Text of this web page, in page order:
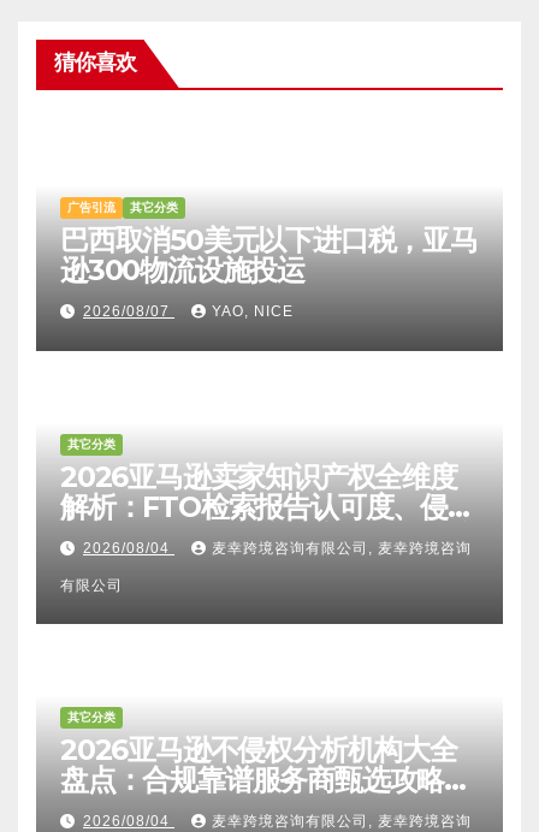
猜你喜欢
广告引流 其它分类
巴西取消50美元以下进口税，亚马
逊300物流设施投运
2026/08/07 YAO, NICE
其它分类
2026亚马逊卖家知识产权全维度
解析：FTO检索报告认可度、侵权
比对区别、TRO应诉方法及服务商
甄选避坑全攻略
2026/08/04 麦幸跨境咨询有限公司, 麦幸跨境咨询
有限公司
其它分类
2026亚马逊不侵权分析机构大全
盘点：合规靠谱服务商甄选攻略、
避坑FAQ及标杆机构实力详解
2026/08/04 麦幸跨境咨询有限公司, 麦幸跨境咨询